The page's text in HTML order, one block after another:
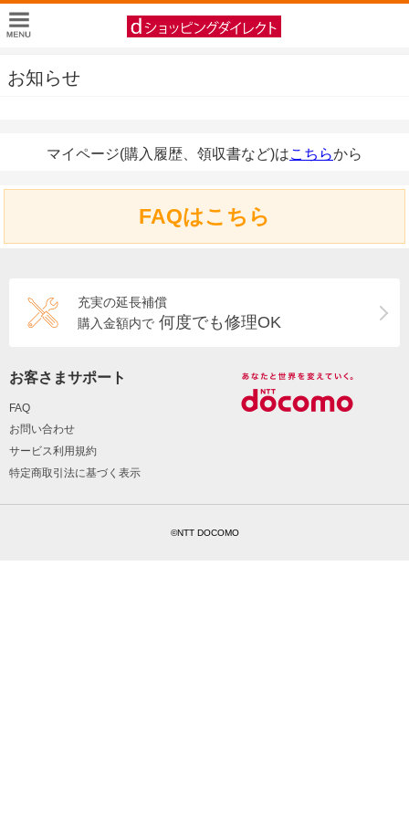
お知らせ
マイページ(購入履歴、領収書など)はこちらから
FAQはこちら
充実の延長補償
購入金額内で 何度でも修理OK
お客さまサポート
FAQ
お問い合わせ
サービス利用規約
特定商取引法に基づく表示
©NTT DOCOMO